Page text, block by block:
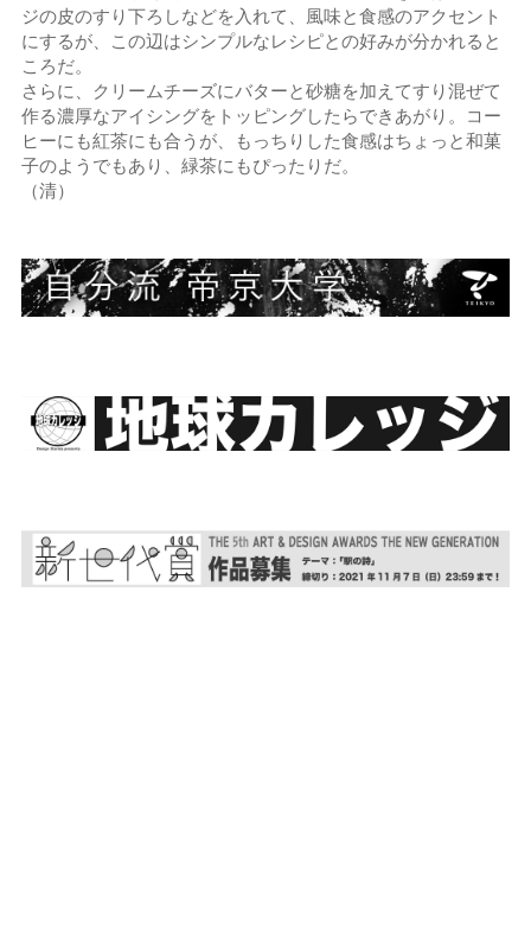
ジの皮のすり下ろしなどを入れて、風味と食感のアクセント
にするが、この辺はシンプルなレシピとの好みが分かれると
ころだ。
さらに、クリームチーズにバターと砂糖を加えてすり混ぜて
作る濃厚なアイシングをトッピングしたらできあがり。コー
ヒーにも紅茶にも合うが、もっちりした食感はちょっと和菓
子のようでもあり、緑茶にもぴったりだ。
（清）